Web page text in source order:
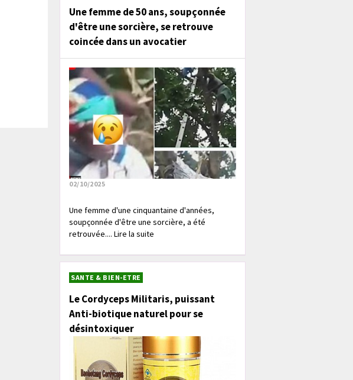
Une femme de 50 ans, soupçonnée
d'être une sorcière, se retrouve
coincée dans un avocatier
02/10/2025
Une femme d'une cinquantaine d'années,
soupçonnée d'être une sorcière, a été
retrouvée.... Lire la suite
SANTE & BIEN-ETRE
Le Cordyceps Militaris, puissant
Anti-biotique naturel pour se
désintoxiquer